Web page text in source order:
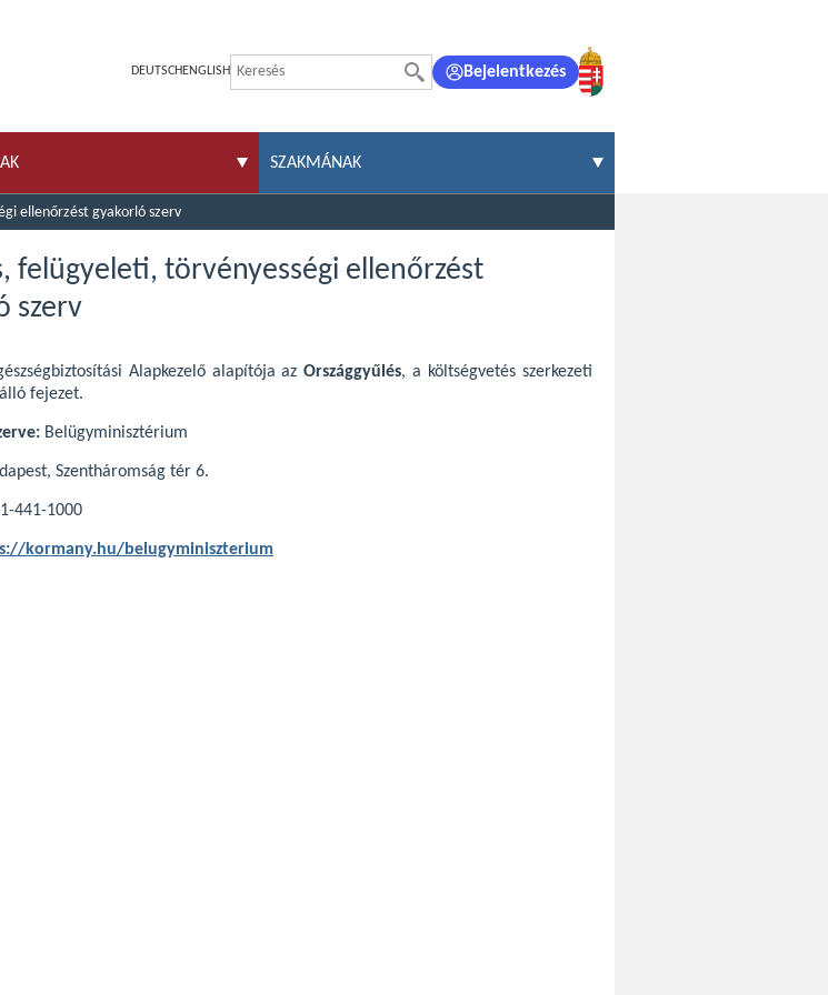
DEUTSCH ENGLISH Bejelentkezés
SZAKMÁNAK
ellenőrzést gyakorló szerv
felügyeleti, törvényességi ellenőrzést
szerv
Alapkezelő alapítója azOrszággyűlés, a költségvetés szerkezeti
fejezet.
Belügyminisztérium
Szentháromság tér 6.
441-1000
kormany.hu/belugyminiszterium